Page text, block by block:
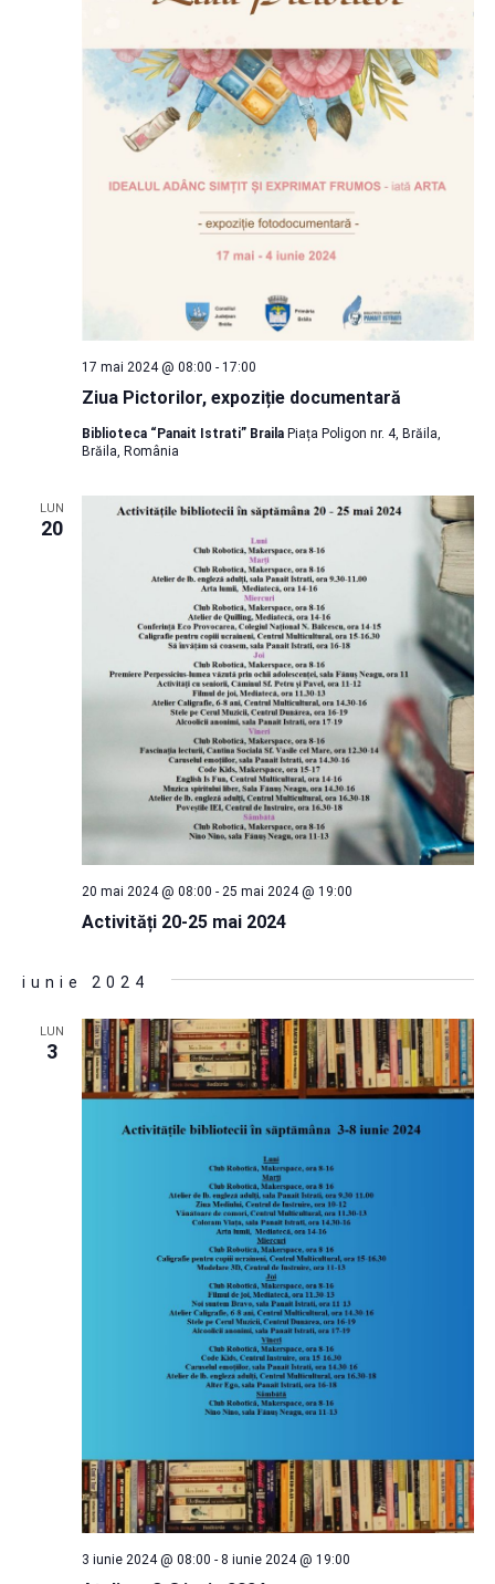
Ziua Pictorilor, expoziție documentară
17 mai 2024 @ 08:00 - 17:00
Biblioteca “Panait Istrati” Braila Piața Poligon nr. 4, Brăila,
Brăila, România
LUN
20
Activități 20-25 mai 2024
20 mai 2024 @ 08:00 - 25 mai 2024 @ 19:00
iunie 2024
LUN
3
3 iunie 2024 @ 08:00 - 8 iunie 2024 @ 19:00